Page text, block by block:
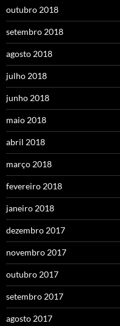
outubro 2018
setembro 2018
agosto 2018
julho 2018
junho 2018
maio 2018
abril 2018
março 2018
fevereiro 2018
janeiro 2018
dezembro 2017
novembro 2017
outubro 2017
setembro 2017
agosto 2017